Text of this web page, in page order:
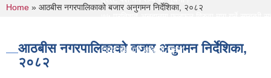
दररेट पेश गर्ने सम्बन्धी सूचना
You are here
Home » आठबीस नगरपालिकाको बजार अनुगमन निर्देशिका, २०८२
आठबीस नगरपालिकाको बजार अनुगमन निर्देशिका,
२०८२